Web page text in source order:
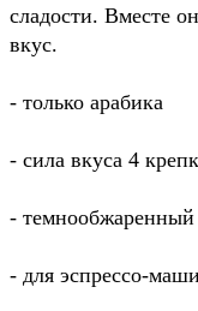
сладости. Вместе
вкус.
- только арабика
- сила вкуса 4
- темнообжаренный
- для эспрессо-